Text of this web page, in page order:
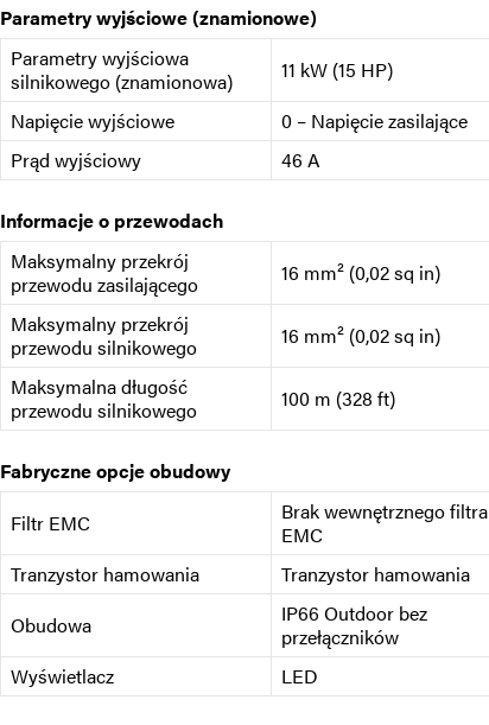
Parametry wyjściowe (znamionowe)
Parametry wyjściowa
silnikowego (znamionowa)
11 kW (15 HP)
Napięcie wyjściowe
0 – Napięcie zasilające
Prąd wyjściowy
46 A
Informacje o przewodach
Maksymalny przekrój
przewodu zasilającego
16 mm² (0,02 sq in)
Maksymalny przekrój
przewodu silnikowego
16 mm² (0,02 sq in)
Maksymalna długość
przewodu silnikowego
100 m (328 ft)
Fabryczne opcje obudowy
Filtr EMC
Brak wewnętrznego filtra
EMC
Tranzystor hamowania
Tranzystor hamowania
Obudowa
IP66 Outdoor bez
przełączników
Wyświetlacz
LED